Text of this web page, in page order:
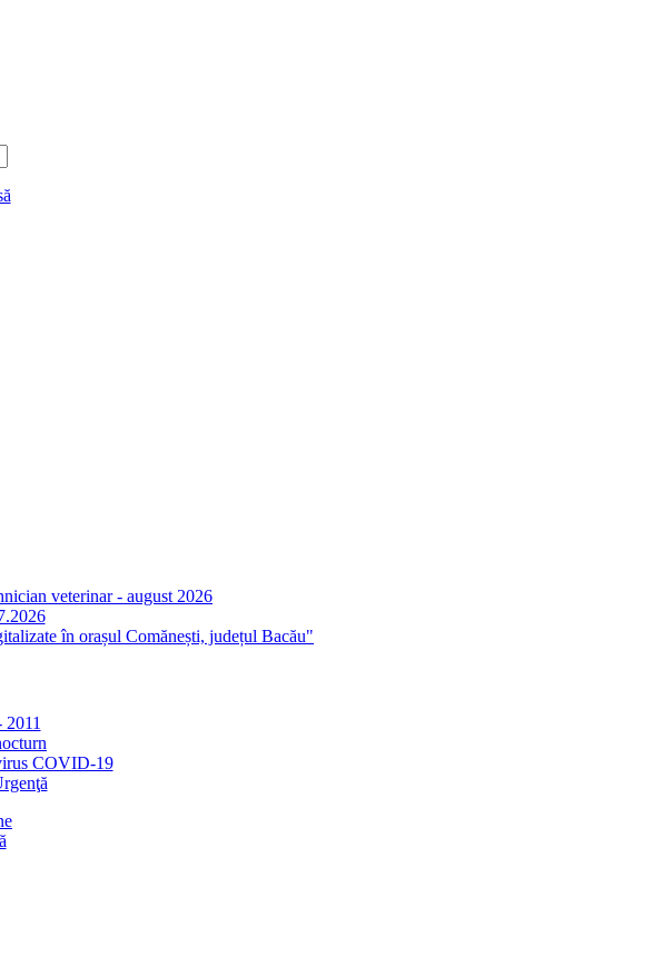
veterinar - august 2026
în orașul Comănești, județul Bacău"
COVID-19